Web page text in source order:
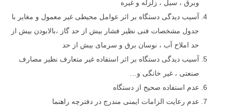
وبرق ، سیل ، زلزله و غیره
آسیب دیدگی دستگاه بر اثر عوامل محیطی غیر معمول و مغایر با
جدول مشخصات فنی نظیر فشار بیش از حد گاز ،بالابودن بیش از
حد املاح آب ، نوسان برق و سرمای بیش از حد
آسیب دیدگی دستگاه بر اثر استفاده غیر متعارف نظیر مصارف
صنعتی ، غیر خانگی و…
عدم استفاده صحیح از دستگاه
عدم رعایت الزامات ایمنی مندرج در دفترچه راهنما